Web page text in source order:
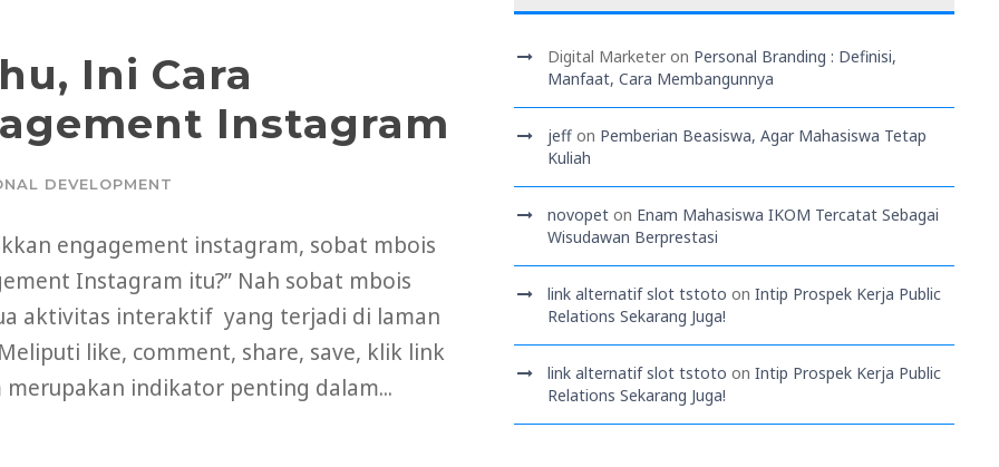
Ini Cara
Instagram
DEVELOPMENT
engagement instagram, sobat mbois
Instagram itu?” Nah sobat mbois
aktivitas interaktif yang terjadi di laman
like, comment, share, save, klik link
indikator penting dalam...
Digital Marketer on Personal Branding : Definisi,
Manfaat, Cara Membangunnya
jeff on Pemberian Beasiswa, Agar Mahasiswa Tetap
Kuliah
novopet on Enam Mahasiswa IKOM Tercatat Sebagai
Wisudawan Berprestasi
link alternatif slot tstoto onIntip Prospek Kerja Public
Relations Sekarang Juga!
link alternatif slot tstoto onIntip Prospek Kerja Public
Relations Sekarang Juga!